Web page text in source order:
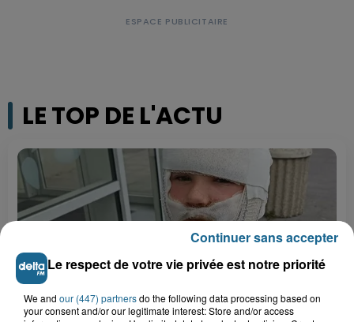
LE TOP DE L'ACTU
Le respect de votre vie privée est notre priorité
We and our (447) partnersdo the following data processing based on
your consent and/or our legitimate interest: Store and/or access
Continuer sans accepter